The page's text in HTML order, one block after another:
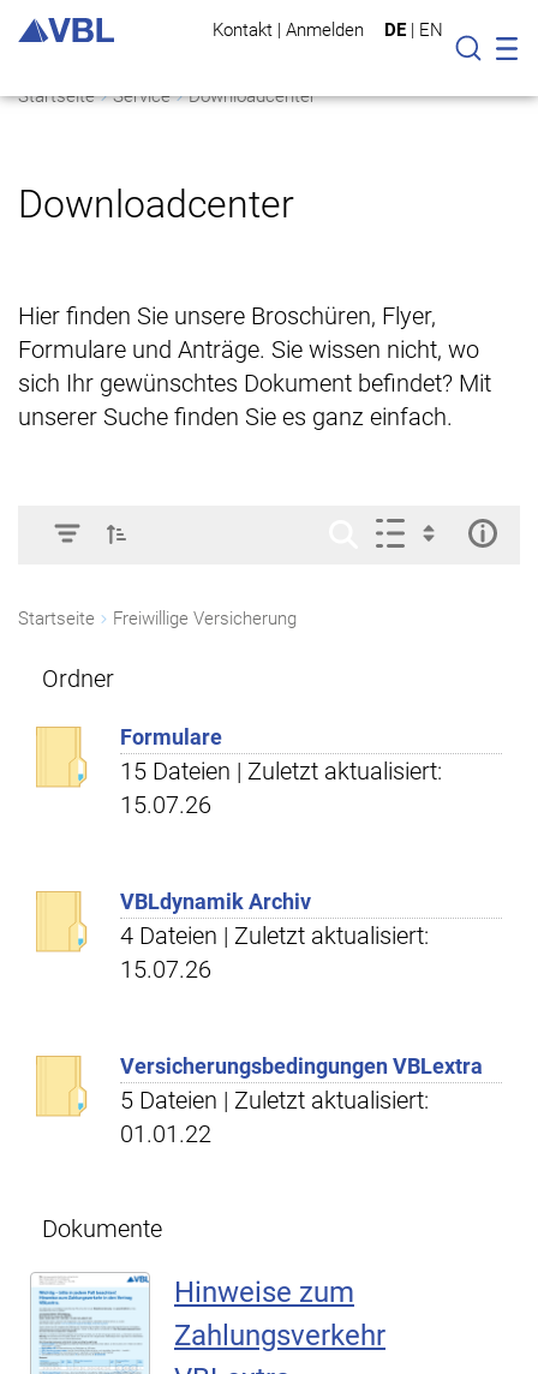
Kontakt | Anmelden DE | EN
Suche
Startseite Service Downloadcenter
Downloadcenter
Hier finden Sie unsere Broschüren, Flyer,
Formulare und Anträge. Sie wissen nicht, wo
sich Ihr gewünschtes Dokument befindet? Mit
unserer Suche finden Sie es ganz einfach.
Startseite Freiwillige Versicherung
Ordner
Formulare
15 Dateien | Zuletzt aktualisiert:
15.07.26
VBLdynamik Archiv
4 Dateien | Zuletzt aktualisiert:
15.07.26
Versicherungsbedingungen VBLextra
5 Dateien | Zuletzt aktualisiert:
01.01.22
Dokumente
Hinweise zum
Zahlungsverkehr